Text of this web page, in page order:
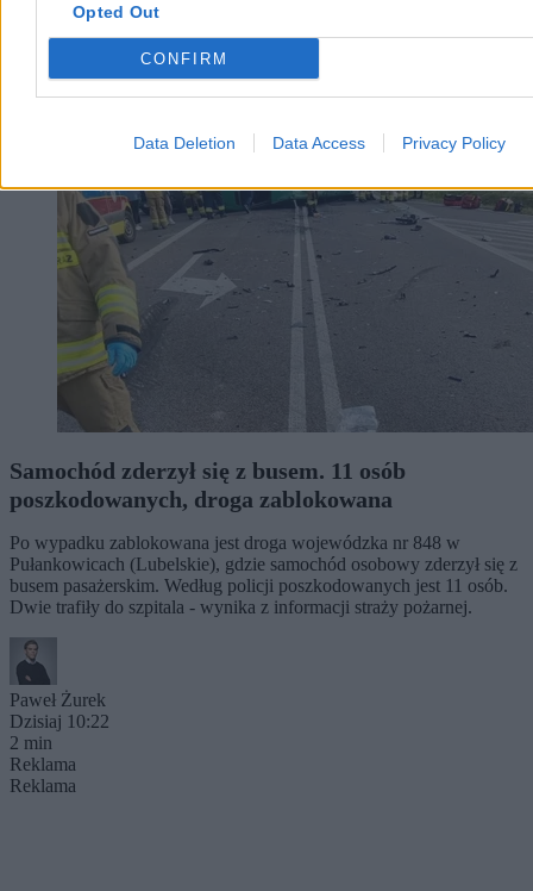
Opted Out
CONFIRM
Data Deletion Data Access Privacy Policy
Paweł Żurek
Dzisiaj 11:22
Kraj
Samochód zderzył się z busem. 11 osób
poszkodowanych, droga zablokowana
Po wypadku zablokowana jest droga wojewódzka nr 848 w
Pułankowicach (Lubelskie), gdzie samochód osobowy zderzył się z
busem pasażerskim. Według policji poszkodowanych jest 11 osób.
Dwie trafiły do szpitala - wynika z informacji straży pożarnej.
Paweł Żurek
Dzisiaj 10:22
2 min
Reklama
Reklama